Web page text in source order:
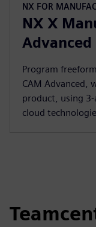
NX FOR
NX X
Advanced
Program
CAM Advanced,
product, using
cloud